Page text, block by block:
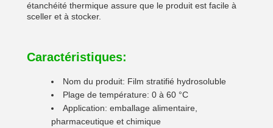
étanchéité thermique assure que le produit est facile à
sceller et à stocker.
Caractéristiques:
Nom du produit: Film stratifié hydrosoluble
Plage de température: 0 à 60 °C
Application: emballage alimentaire,
pharmaceutique et chimique